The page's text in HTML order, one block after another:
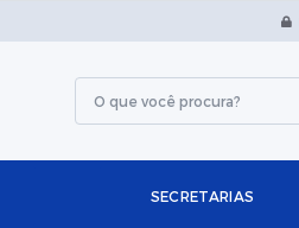
SECRETARIAS